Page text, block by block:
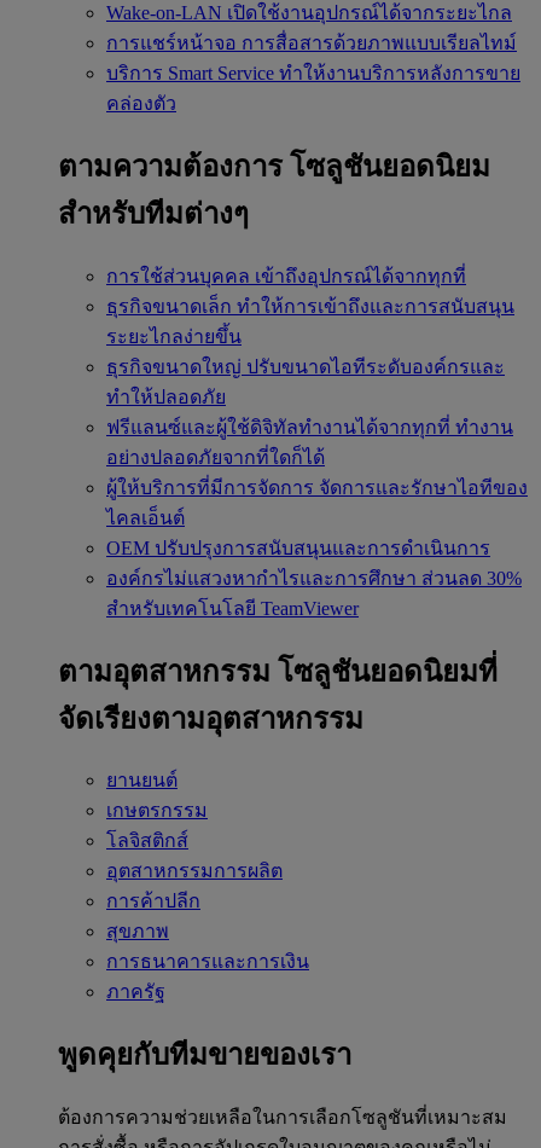
Wake-on-LAN เปิดใช้งานอุปกรณ์ได้จากระยะไกล
การแชร์หน้าจอ การสื่อสารด้วยภาพแบบเรียลไทม์
บริการ Smart Service ทำให้งานบริการหลังการขาย
คล่องตัว
ตามความต้องการ โซลูชันยอดนิยม
สำหรับทีมต่างๆ
การใช้ส่วนบุคคล เข้าถึงอุปกรณ์ได้จากทุกที่
ธุรกิจขนาดเล็ก ทำให้การเข้าถึงและการสนับสนุน
ระยะไกลง่ายขึ้น
ธุรกิจขนาดใหญ่ ปรับขนาดไอทีระดับองค์กรและ
ทำให้ปลอดภัย
ฟรีแลนซ์และผู้ใช้ดิจิทัลทำงานได้จากทุกที่ ทำงาน
อย่างปลอดภัยจากที่ใดก็ได้
ผู้ให้บริการที่มีการจัดการ จัดการและรักษาไอทีของ
ไคลเอ็นต์
OEM ปรับปรุงการสนับสนุนและการดำเนินการ
องค์กรไม่แสวงหากำไรและการศึกษา ส่วนลด 30%
สำหรับเทคโนโลยี TeamViewer
ตามอุตสาหกรรม โซลูชันยอดนิยมที่
จัดเรียงตามอุตสาหกรรม
ยานยนต์
เกษตรกรรม
โลจิสติกส์
อุตสาหกรรมการผลิต
การค้าปลีก
สุขภาพ
การธนาคารและการเงิน
ภาครัฐ
พูดคุยกับทีมขายของเรา
ต้องการความช่วยเหลือในการเลือกโซลูชันที่เหมาะสม